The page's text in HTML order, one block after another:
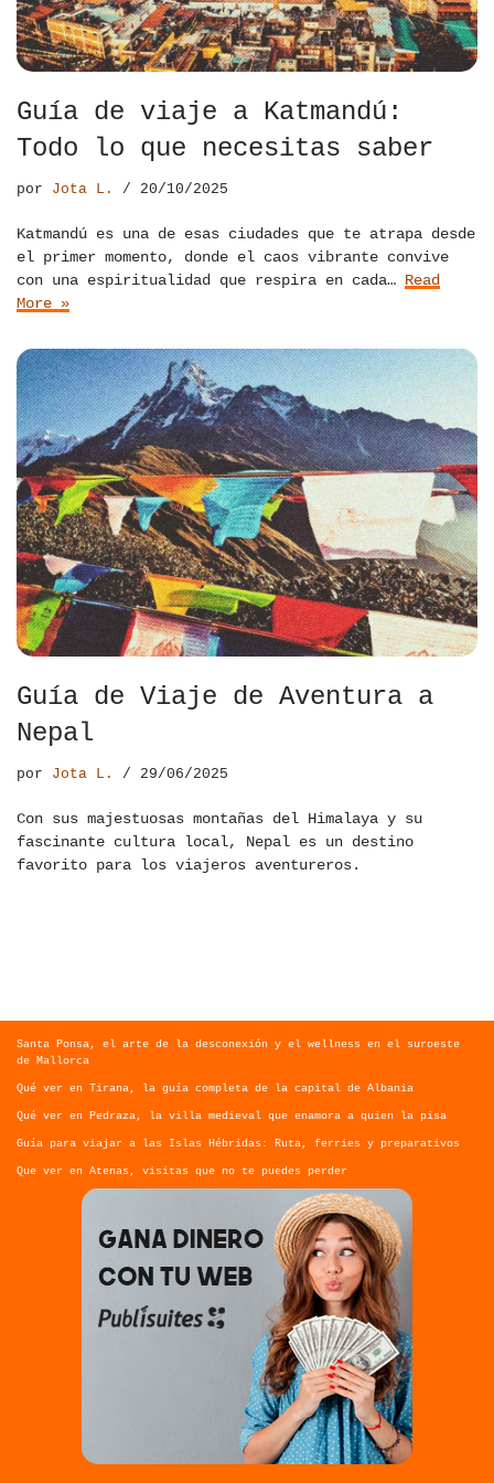
Guía de viaje a Katmandú:
Todo lo que necesitas saber
por Jota L. 20/10/2025
Katmandú es una de esas ciudades que te atrapa desde
el primer momento, donde el caos vibrante convive
con una espiritualidad que respira en cada… Read
More »
Guía de Viaje de Aventura a
Nepal
por Jota L. 29/06/2025
Con sus majestuosas montañas del Himalaya y su
fascinante cultura local, Nepal es un destino
favorito para los viajeros aventureros.
Santa Ponsa, el arte de la desconexión y el wellness en el suroeste
de Mallorca
Qué ver en Tirana, la guía completa de la capital de Albania
Qué ver en Pedraza, la villa medieval que enamora a quien la pisa
Guía para viajar a las Islas Hébridas: Ruta, ferries y preparativos
Que ver en Atenas, visitas que no te puedes perder